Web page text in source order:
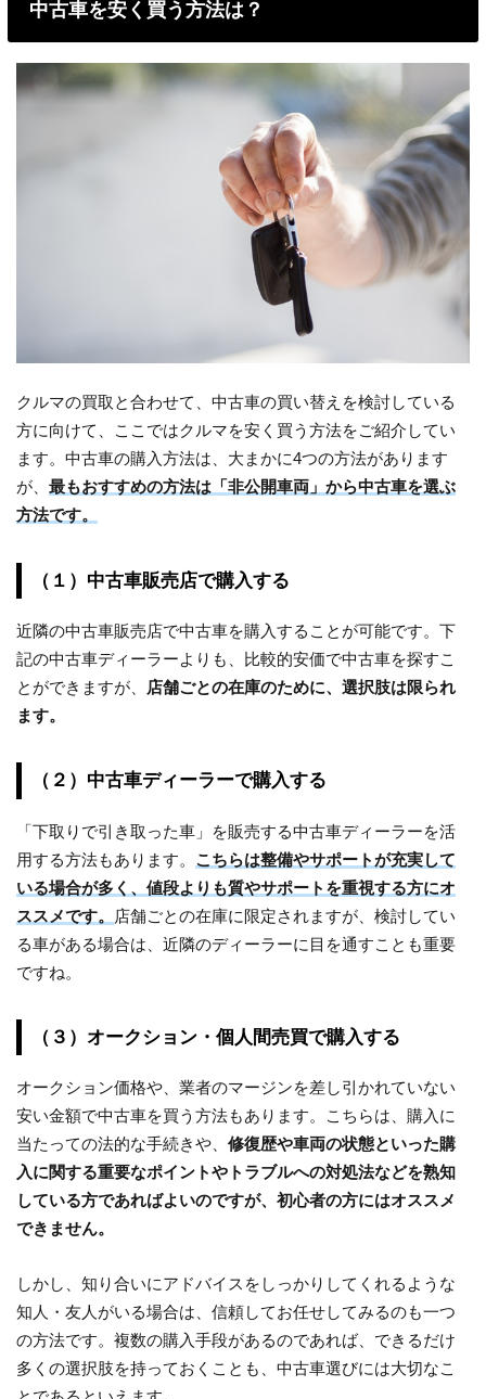
中古車を安く買う方法は？
クルマの買取と合わせて、中古車の買い替えを検討している
方に向けて、ここではクルマを安く買う方法をご紹介してい
ます。中古車の購入方法は、大まかに4つの方法があります
が、最もおすすめの方法は「非公開車両」から中古車を選ぶ
方法です。
（１）中古車販売店で購入する
近隣の中古車販売店で中古車を購入することが可能です。下
記の中古車ディーラーよりも、比較的安価で中古車を探すこ
とができますが、 店舗ごとの在庫のために、選択肢は限られ
ます。
（２）中古車ディーラーで購入する
「下取りで引き取った車」を販売する中古車ディーラーを活
用する方法もあります。 こちらは整備やサポートが充実して
いる場合が多く、値段よりも質やサポートを重視する方にオ
ススメです。 店舗ごとの在庫に限定されますが、検討してい
る車がある場合は、近隣のディーラーに目を通すことも重要
ですね。
（３）オークション・個人間売買で購入する
オークション価格や、業者のマージンを差し引かれていない
安い金額で中古車を買う方法もあります。こちらは、購入に
当たっての法的な手続きや、修復歴や車両の状態といった購
入に関する重要なポイントやトラブルへの対処法などを熟知
している方であればよいのですが、初心者の方にはオススメ
できません。
しかし、知り合いにアドバイスをしっかりしてくれるような
知人・友人がいる場合は、信頼してお任せしてみるのも一つ
の方法です。複数の購入手段があるのであれば、できるだけ
多くの選択肢を持っておくことも、中古車選びには大切なこ